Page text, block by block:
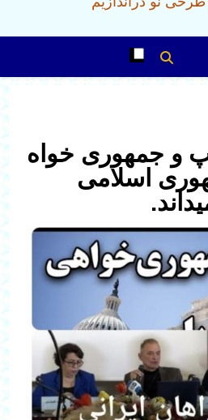
و جمهوری خواه
اسلامی